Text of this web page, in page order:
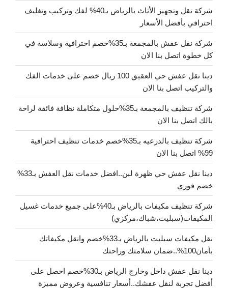
شركة نقل وتجهيز الأثاث بالرياض بـ40% لفك وتركيب وتغليف
احترافي بأفضل الأسعار
شركة نقل عفش بالمجمعة بـ35%خصم احترافية وسلاسة في
كل خطوة اتصل بنا الان
دينا نقل عفش حي العقيق 100 ريال خصم على خدمات الفك
والتركيب اتصل بنا الان
شركة تنظيف بالمجمعة بـ35%حلول متكاملة نظافة فائقة لراحة
بالك اتصل بنا الان
شركة تنظيف بالدرعيه بـ35%خصم خدمات تنظيف احترافية
99% اتصل بنا الان
دينا نقل عفش حي ظهرة لبن..افضل خدمات نقل العفش بـ33%
خصم فوري
شركة تنظيف مكيفات بالرياض بـ40%على جميع خدمات غسيل
المكيفات(سبليت،شباك،مركزي)
نقل مكيفات سبليت بالرياض بـ33%خصم وانقل مكيفاتك
بأمان100%..ضمان سلامتك وراحتك
دينا نقل عفش داخل وخارج الرياض بـ30%خصم احصل على
أفضل تجربة لنقل عفشك..أسعار تنافسية وعروض مميزة